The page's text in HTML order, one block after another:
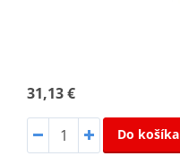
31,13 €
Do košíka